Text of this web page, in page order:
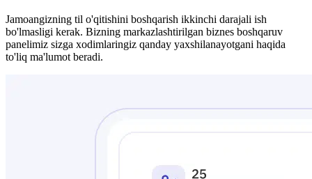
Jamoangizning til o'qitishini boshqarish ikkinchi darajali ish
bo'lmasligi kerak. Bizning markazlashtirilgan biznes boshqaruv
panelimiz sizga xodimlaringiz qanday yaxshilanayotgani haqida
to'liq ma'lumot beradi.